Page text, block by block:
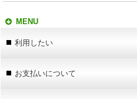
MENU
利用したい
お支払いについて